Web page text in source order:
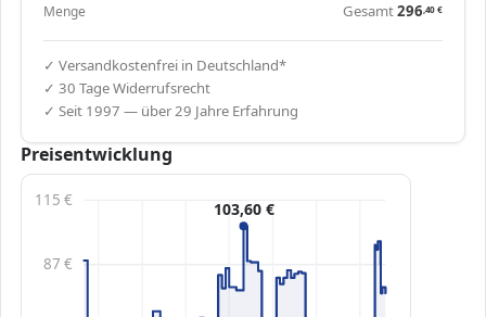
Menge Gesamt296,40€
✓ Versandkostenfrei in Deutschland*
✓ 30 Tage Widerrufsrecht
✓ Seit 1997 — über 29 Jahre Erfahrung
Preisentwicklung
87 €
115 € 103,60 €